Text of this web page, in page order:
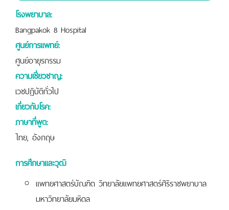
โรงพยาบาล:
Bangpakok 8 Hospital
ศูนย์การแพทย์:
ศูนย์อายุรกรรม
ความเชี่ยวชาญ:
เวชปฎิบัติทั่วไป
เกี่ยวกับโรค:
ภาษาที่พูด:
ไทย, อังกฤษ
การศึกษาและวุฒิ
แพทยศาสตร์บัณฑิต วิทยาลัยแพทยศาสตร์ศิริราชพยาบาล
มหาวิทยาลัยมหิดล